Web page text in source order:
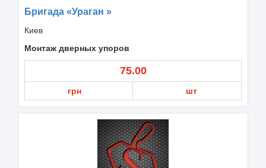
Бригада «Ураган »
Киев
Монтаж дверных упоров
75.00
грн шт